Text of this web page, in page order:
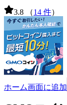
3.8 （14 件）
ホーム画面に追加